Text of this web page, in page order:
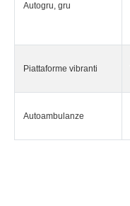
Autogru, gru
Piattaforme vibranti
Autoambulanze